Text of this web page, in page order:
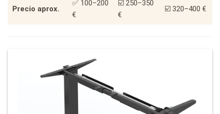
Precio aprox.
✅ 100–200
€
☑️ 250–350
€
☑️ 320–400 €